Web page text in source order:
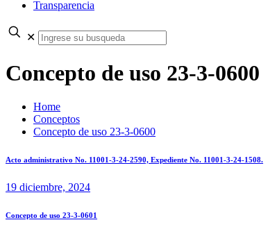
Transparencia
✕
Concepto de uso 23-3-0600
Home
Conceptos
Concepto de uso 23-3-0600
Acto administrativo No. 11001-3-24-2590, Expediente No. 11001-3-24-1508.
19 diciembre, 2024
Concepto de uso 23-3-0601